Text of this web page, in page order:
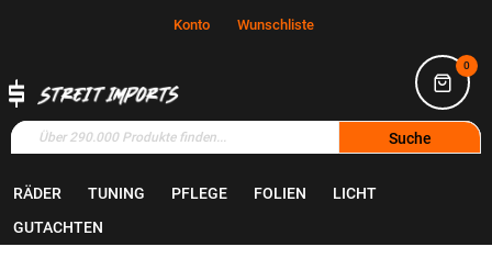
Konto Wunschliste
0
Suche
RÄDER TUNING PFLEGE FOLIEN
LICHT
GUTACHTEN
Zum
Ende